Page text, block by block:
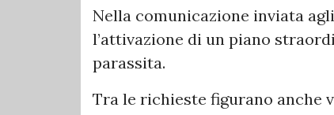
Nella comunicazione inviata
l’attivazione di un piano
parassita.
Tra le richieste figurano anche